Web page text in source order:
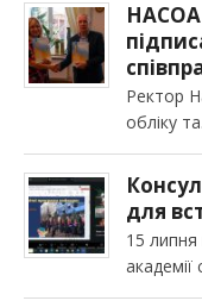
НАСОА
Ректор
обліку та
для
15 липня
академії